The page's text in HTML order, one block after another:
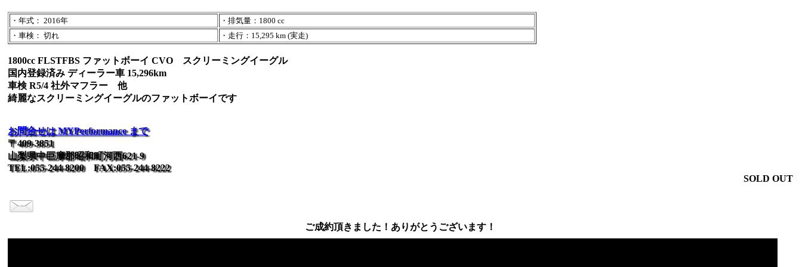
・年式： 2016年
・排気量：1800 cc
・車検： 切れ
・走行：15,295 km (実走)
1800cc FLSTFBS ファットボーイ CVO スクリーミングイーグル
国内登録済み ディーラー車 15,296km
車検 R5/4 社外マフラー 他
綺麗なスクリーミングイーグルのファットボーイです
お問合せは MYPerformance まで
〒409-3851
山梨県中巨摩郡昭和町河西621-9
TEL:055-244-8200 FAX:055-244-8222
SOLD OUT
ご成約頂きました！ありがとうございます！